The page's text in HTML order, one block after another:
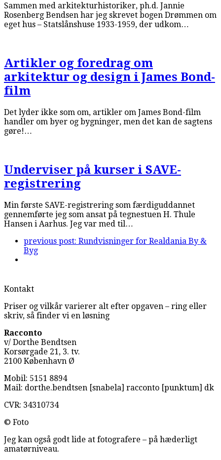
Sammen med arkitekturhistoriker, ph.d. Jannie
Rosenberg Bendsen har jeg skrevet bogen Drømmen om
eget hus – Statslånshuse 1933-1959, der udkom…
Artikler og foredrag om
arkitektur og design i James Bond-
film
Det lyder ikke som om, artikler om James Bond-film
handler om byer og bygninger, men det kan de sagtens
gøre!…
Underviser på kurser i SAVE-
registrering
Min første SAVE-registrering som færdiguddannet
gennemførte jeg som ansat på tegnestuen H. Thule
Hansen i Aarhus. Jeg var med til…
previous post: Rundvisninger for Realdania By &
Byg
Kontakt
Priser og vilkår varierer alt efter opgaven – ring eller
skriv, så finder vi en løsning
Racconto
v/ Dorthe Bendtsen
Korsørgade 21, 3. tv.
2100 København Ø
Mobil: 5151 8894
Mail: dorthe.bendtsen [snabela] racconto [punktum] dk
CVR: 34310734
© Foto
Jeg kan også godt lide at fotografere – på hæderligt
amatørniveau.